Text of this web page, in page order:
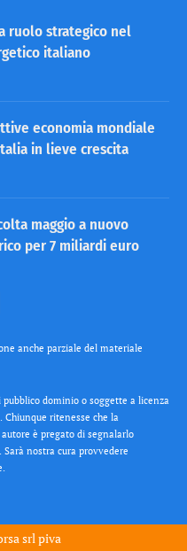
ruolo strategico nel
italiano
economia mondiale
in lieve crescita
maggio a nuovo
per 7 miliardi euro
anche parziale del materiale
dominio o soggette a licenza
Chiunque ritenesse che la
è pregato di segnalarlo
nostra cura provvedere
srlpiva